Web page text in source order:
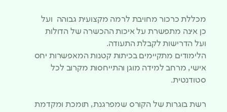
מכללת כרכור מחויבת לרמה מקצועית גבוהה ועל
כן אינה מתפשרת על איכות ההכשרה של הדולות
ועל הדרישות לקבלת התעודה.
הלימודים מתקיימים בכיתות קטנות המאפשרות יחס
אישי, מרחב למידה מוגן והתייחסות מקרוב לכל
סטודנטית.
רשת בוגרות של הקורס שמפרגנת, תומכת ומקדמת